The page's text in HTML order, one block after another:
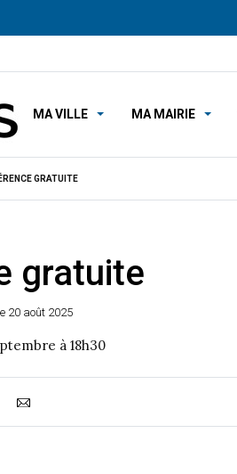
MA VILLE MA MAIRIE
GRATUITE
gratuite
20 août 2025
à 18h30